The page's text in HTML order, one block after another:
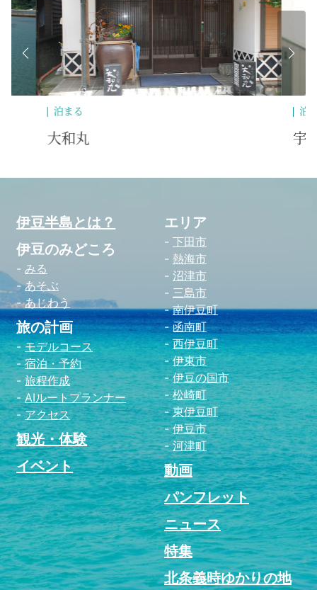
泊まる
宇久須ライトハウス
泊
ま
伊豆半島とは？
伊豆のみどころ
みる
あそぶ
あじわう
旅の計画
モデルコース
宿泊・予約
旅程作成
AIルートプランナー
アクセス
観光・体験
イベント
エリア
下田市
熱海市
沼津市
三島市
南伊豆町
函南町
西伊豆町
伊東市
伊豆の国市
松崎町
東伊豆町
伊豆市
河津町
動画
パンフレット
ニュース
特集
北条義時ゆかりの地